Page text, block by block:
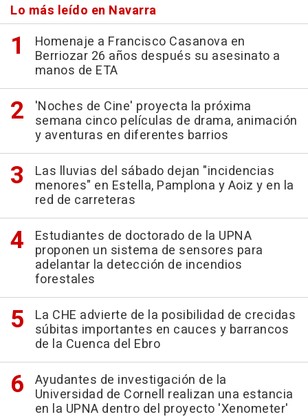
Lo más leído en Navarra
Homenaje a Francisco Casanova en
Berriozar 26 años después su asesinato a
manos de ETA
'Noches de Cine' proyecta la próxima
semana cinco películas de drama, animación
y aventuras en diferentes barrios
Las lluvias del sábado dejan "incidencias
menores" en Estella, Pamplona y Aoiz y en la
red de carreteras
Estudiantes de doctorado de la UPNA
proponen un sistema de sensores para
adelantar la detección de incendios
forestales
La CHE advierte de la posibilidad de crecidas
súbitas importantes en cauces y barrancos
de la Cuenca del Ebro
Ayudantes de investigación de la
Universidad de Cornell realizan una estancia
en la UPNA dentro del proyecto 'Xenometer'